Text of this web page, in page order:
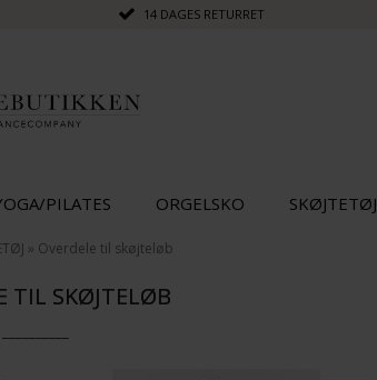
14 DAGES RETURRET
PILATES ORGELSKO SKØJTETØJ
» Overdele til skøjteløb
TIL SKØJTELØB